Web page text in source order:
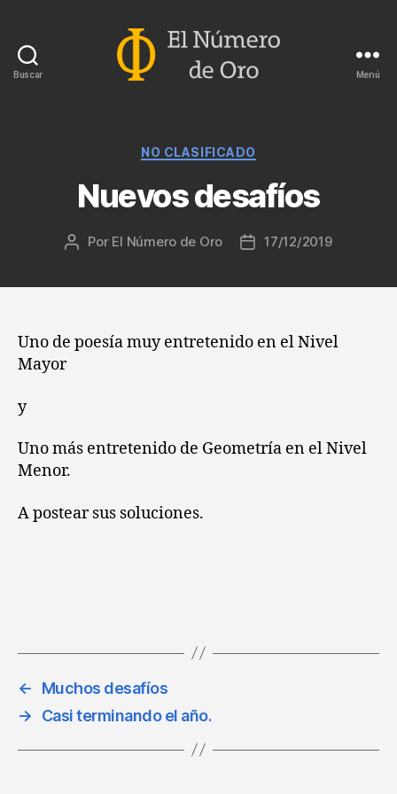
Buscar
Oro
Menú
Categorías
NO CLASIFICADO
Nuevos desafíos
Autor
Por El Número de Oro
Fecha17/12/2019
Uno de poesía muy entretenido en el Nivel
Mayor
y
Uno más entretenido de Geometría en el Nivel
Menor.
A postear sus soluciones.
←
Muchos desafíos
→
Casi terminando el año.